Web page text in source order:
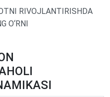
RIVOJLANTIRISHDA
O‘RNI